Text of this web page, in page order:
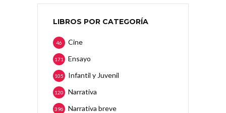
LIBROS POR CATEGORÍA
Cine
46
Ensayo
171
Infantil y Juvenil
105
Narrativa
120
Narrativa breve
396